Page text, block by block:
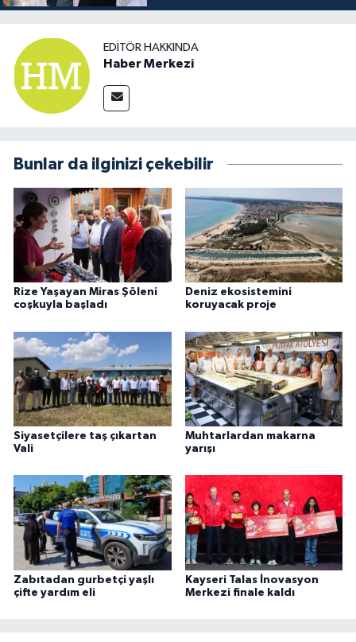
EDITÖR HAKKINDA
Haber Merkezi
Bunlar da ilginizi çekebilir
Rize Yaşayan Miras Şöleni
coşkuyla başladı
Deniz ekosistemini
koruyacak proje
Siyasetçilere taş çıkartan
Vali
Muhtarlardan makarna
yarışı
Zabıtadan gurbetçi yaşlı
çifte yardım eli
Kayseri Talas İnovasyon
Merkezi finale kaldı